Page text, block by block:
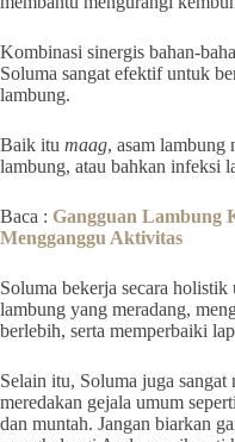
Kombinasi sinergis bahan-
Soluma sangat efektif untuk
lambung.
Baik itu maag, asam
lambung, atau bahkan infeksi
Baca : Gangguan Lambung
Mengganggu Aktivitas
Soluma bekerja secara holistik
lambung yang meradang,
berlebih, serta memperbaiki
Selain itu, Soluma juga sangat
meredakan gejala umum
dan muntah. Jangan biarkan